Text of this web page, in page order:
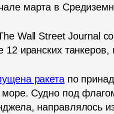
марта в
Wall Street Journal
12 иранских
ракета по
Судно под
направлялось